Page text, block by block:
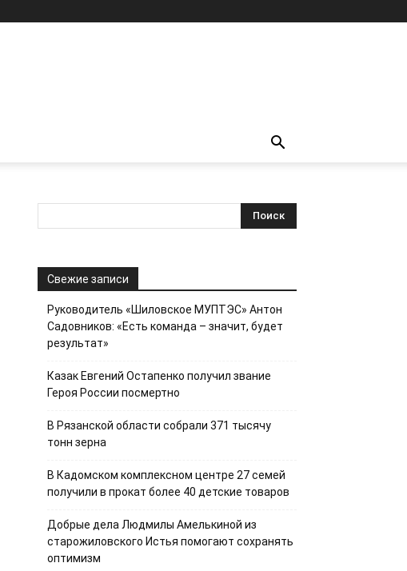
Свежие записи
Руководитель «Шиловское МУПТЭС» Антон
Садовников: «Есть команда – значит, будет
результат»
Казак Евгений Остапенко получил звание
Героя России посмертно
В Рязанской области собрали 371 тысячу
тонн зерна
В Кадомском комплексном центре 27 семей
получили в прокат более 40 детские товаров
Добрые дела Людмилы Амелькиной из
старожиловского Истья помогают сохранять
оптимизм